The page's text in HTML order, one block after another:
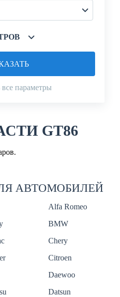
параметры
GT86
АВТОМОБИЛЕЙ
Alfa Romeo
BMW
Chery
Citroen
Daewoo
Datsun